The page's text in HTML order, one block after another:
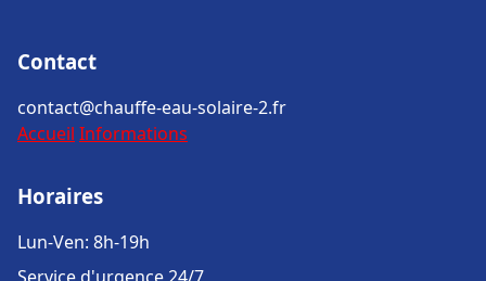
Contact
contact@chauffe-eau-solaire-2.fr
Accueil Informations
Horaires
Lun-Ven: 8h-19h